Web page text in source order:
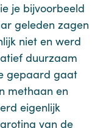
je bijvoorbeeld
geleden zagen
niet en werd
duurzaam
gepaard gaat
methaan en
eigenlijk
van de